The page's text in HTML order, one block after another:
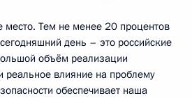
место. Тем не менее 20 процентов
день – это российские
объём реализации
влияние на проблему
обеспечивает наша